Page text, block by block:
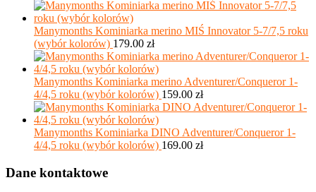
Manymonths Kominiarka merino MIŚ Innovator 5-7/7,5 roku
(wybór kolorów) 179.00 zł
Manymonths Kominiarka merino Adventurer/Conqueror 1-
4/4,5 roku (wybór kolorów) 159.00 zł
Manymonths Kominiarka DINO Adventurer/Conqueror 1-
4/4,5 roku (wybór kolorów) 169.00 zł
Dane kontaktowe